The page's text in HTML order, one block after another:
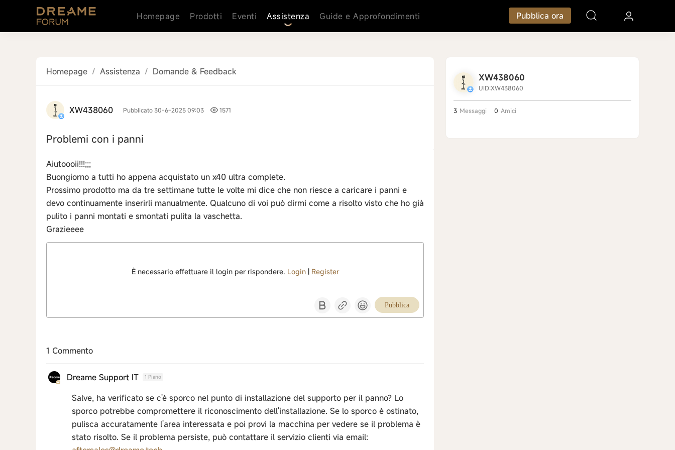
Homepage Prodotti Eventi Assistenza Guide e Approfondimenti Pubblica ora
Homepage / Assistenza / Domande & Feedback
XW438060 Pubblicato 30-6-2025 09:03 1571
Problemi con i panni
Aiutoooii!!!;;;
Buongiorno a tutti ho appena acquistato un x40 ultra complete.
Prossimo prodotto ma da tre settimane tutte le volte mi dice che non riesce a caricare i panni e
devo continuamente inserirli manualmente. Qualcuno di voi può dirmi come a risolto visto che ho già
pulito i panni montati e smontati pulita la vaschetta.
Grazieeee
È necessario effettuare il login per rispondere. Login| Register
Pubblica
1 Commento
Dreame Support IT 1 Piano
Salve, ha verificato se c'è sporco nel punto di installazione del supporto per il panno? Lo
sporco potrebbe compromettere il riconoscimento dell'installazione. Se lo sporco è ostinato,
pulisca accuratamente l'area interessata e poi provi la macchina per vedere se il problema è
stato risolto. Se il problema persiste, può contattare il servizio clienti via email:
XW438060
UID:XW438060
3 Messaggi 0 Amici